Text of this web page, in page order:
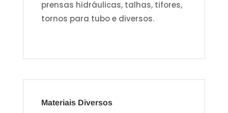
prensas hidráulicas, talhas, tifores,
tornos para tubo e diversos.
Materiais Diversos